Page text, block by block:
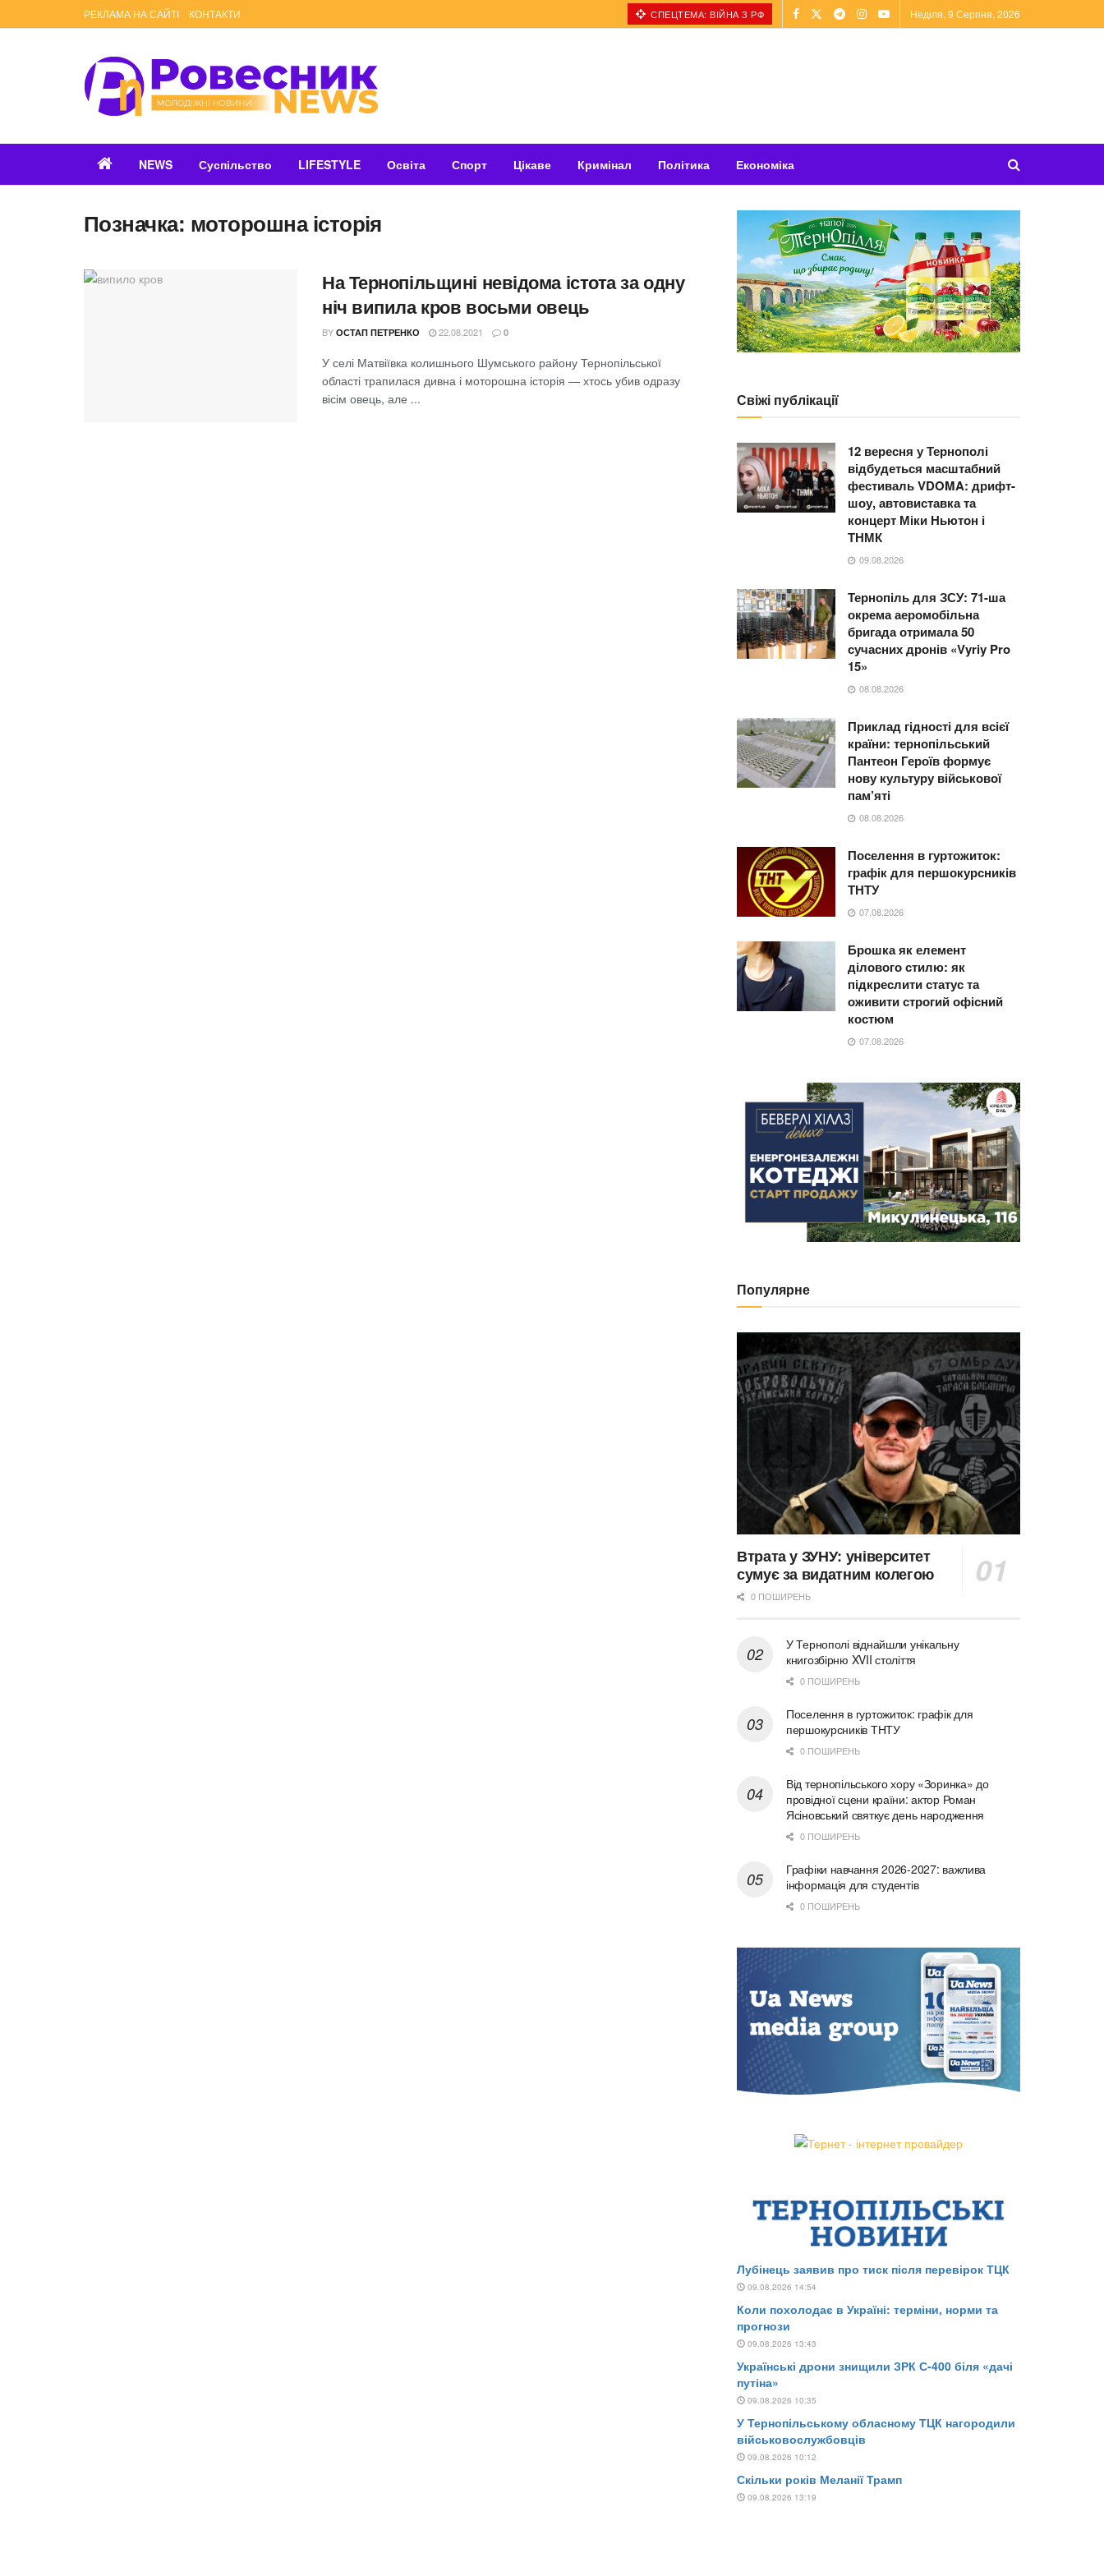
РЕКЛАМА НА САЙТІ КОНТАКТИ СПЕЦТЕМА: ВІЙНА З РФ Неділя, 9 Серпня, 2026
NEWS Суспільство LIFESTYLE Освіта Спорт Цікаве Кримінал Політика Економіка
Позначка: моторошна історія
На Тернопільщині невідома істота за одну
ніч випила кров восьми овець
BY ОСТАП ПЕТРЕНКО 22.08.2021 0
У селі Матвіївка колишнього Шумського району Тернопільської
області трапилася дивна і моторошна історія — хтось убив одразу
вісім овець, але ...
Свіжі публікації
12 вересня у Тернополі
відбудеться масштабний
фестиваль VDOMA: дрифт-
шоу, автовиставка та
концерт Міки Ньютон і
ТНМК
09.08.2026
Тернопіль для ЗСУ: 71-ша
окрема аеромобільна
бригада отримала 50
сучасних дронів «Vyriy Pro
15»
08.08.2026
Приклад гідності для всієї
країни: тернопільський
Пантеон Героїв формує
нову культуру військової
пам’яті
08.08.2026
Поселення в гуртожиток:
графік для першокурсників
ТНТУ
07.08.2026
Брошка як елемент
ділового стилю: як
підкреслити статус та
оживити строгий офісний
костюм
07.08.2026
Популярне
Втрата у ЗУНУ: університет
сумує за видатним колегою
0 ПОШИРЕНЬ
У Тернополі віднайшли унікальну
книгозбірню XVII століття
0 ПОШИРЕНЬ
Поселення в гуртожиток: графік для
першокурсників ТНТУ
0 ПОШИРЕНЬ
Від тернопільського хору «Зоринка» до
провідної сцени країни: актор Роман
Ясіновський святкує день народження
0 ПОШИРЕНЬ
Графіки навчання 2026-2027: важлива
інформація для студентів
0 ПОШИРЕНЬ